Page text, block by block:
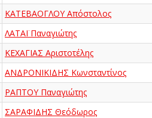
ΚΑΤΕΒΑΟΓΛΟΥ Απόστολος
ΛΑΤΑΪ Παναγιώτης
ΚΕΧΑΓΙΑΣ Αριστοτέλης
ΑΝΔΡΟΝΙΚΙΔΗΣ Κωνσταντίνος
ΡΑΠΤΟΥ Παναγιώτης
ΣΑΡΑΦΙΔΗΣ Θεόδωρος